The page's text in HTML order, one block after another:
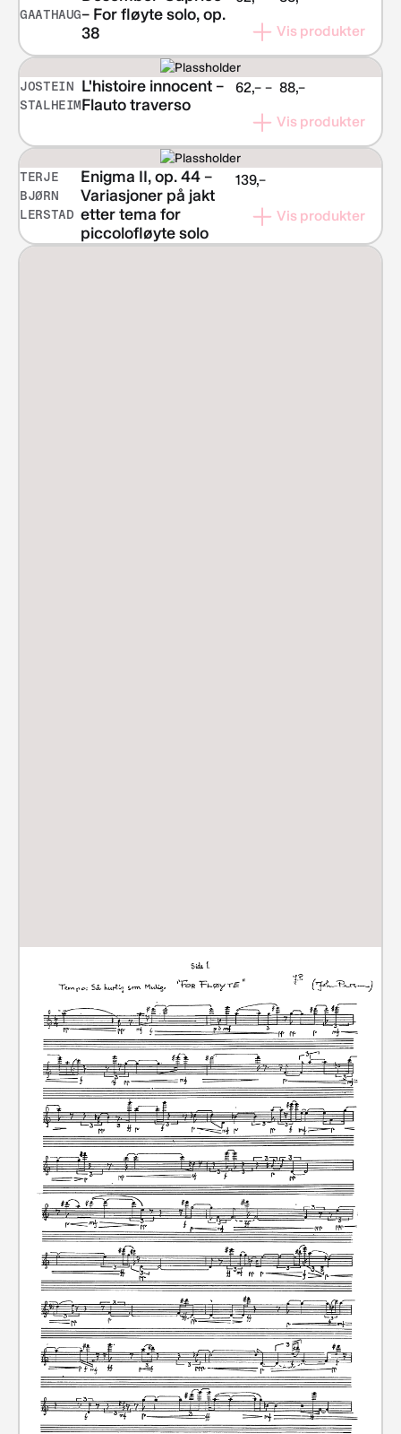
GAATHAUG– For fløyte solo, op.
38
til
kr 88,–
Vis produkter
JOSTEIN
STALHEIM
L'histoire innocent –
Flauto traverso
62,– – 88,–Prisområde:
til
kr 88,–
Vis produkter
TERJE
BJØRN
LERSTAD
Enigma II, op. 44 –
Variasjoner på jakt
etter tema for
piccolofløyte solo
139,–
Vis produkter